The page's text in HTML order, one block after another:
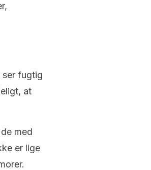
ser fugtig
at
med
er lige